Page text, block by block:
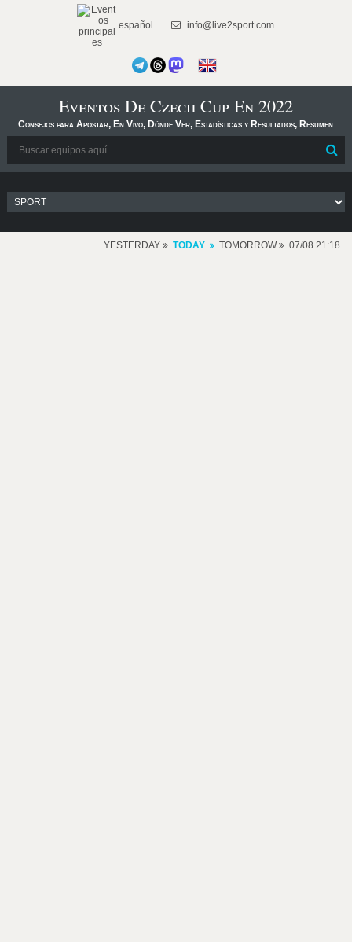
español info@live2sport.com
Eventos De Czech Cup En 2022
Consejos para Apostar, En Vivo, Dónde Ver, Estadísticas y Resultados, Resumen
YESTERDAY TODAY TOMORROW 07/08 21:18